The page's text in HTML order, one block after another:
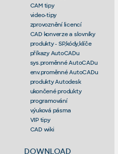
CAM tipy
video-tipy
zprovoznění licencí
CAD konverze a slovníky
produkty - SP,kódy,klíče
příkazy AutoCADu
sys.proměnné AutoCADu
env.proměnné AutoCADu
produkty Autodesk
ukončené produkty
programování
výuková pásma
VIP tipy
CAD wiki
DOWNLOAD